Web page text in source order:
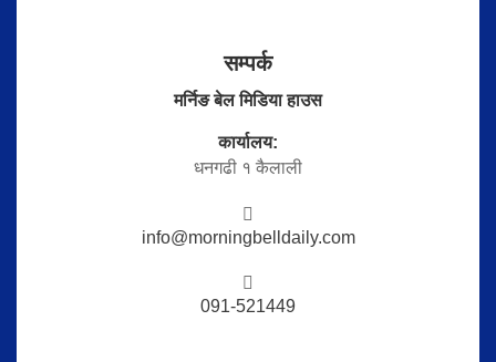
सम्पर्क
मर्निङ बेल मिडिया हाउस
कार्यालय:
धनगढी १ कैलाली
info@morningbelldaily.com
091-521449